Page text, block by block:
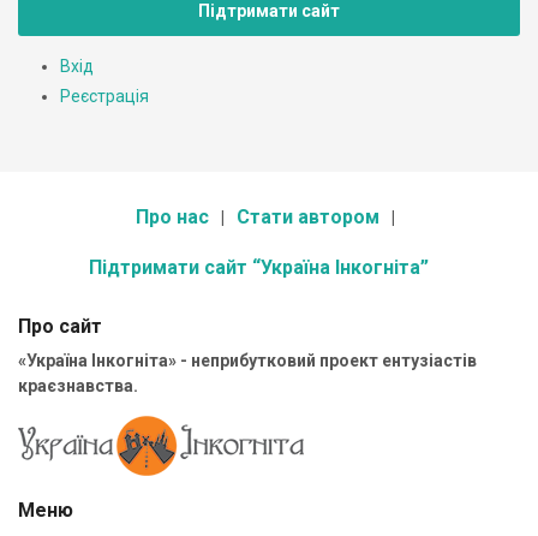
Підтримати сайт
Вхід
Реєстрація
Про нас Стати автором
Підтримати сайт “Україна Інкогніта”
Про сайт
«Україна Інкогніта» - неприбутковий проект ентузіастів
краєзнавства.
Меню